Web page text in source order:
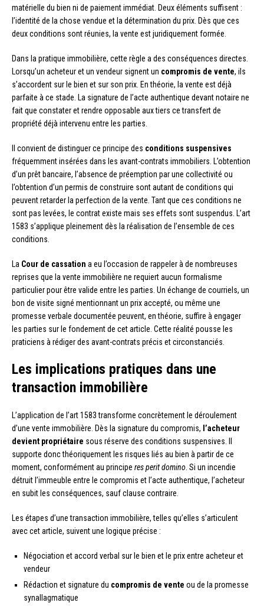
matérielle du bien ni de paiement immédiat. Deux éléments suffisent :
l’identité de la chose vendue et la détermination du prix. Dès que ces
deux conditions sont réunies, la vente est juridiquement formée.
Dans la pratique immobilière, cette règle a des conséquences directes.
Lorsqu’un acheteur et un vendeur signent un compromis de vente, ils
s’accordent sur le bien et sur son prix. En théorie, la vente est déjà
parfaite à ce stade. La signature de l’acte authentique devant notaire ne
fait que constater et rendre opposable aux tiers ce transfert de
propriété déjà intervenu entre les parties.
Il convient de distinguer ce principe des conditions suspensives
fréquemment insérées dans les avant-contrats immobiliers. L’obtention
d’un prêt bancaire, l’absence de préemption par une collectivité ou
l’obtention d’un permis de construire sont autant de conditions qui
peuvent retarder la perfection de la vente. Tant que ces conditions ne
sont pas levées, le contrat existe mais ses effets sont suspendus. L’art
1583 s’applique pleinement dès la réalisation de l’ensemble de ces
conditions.
La Cour de cassation a eu l’occasion de rappeler à de nombreuses
reprises que la vente immobilière ne requiert aucun formalisme
particulier pour être valide entre les parties. Un échange de courriels, un
bon de visite signé mentionnant un prix accepté, ou même une
promesse verbale documentée peuvent, en théorie, suffire à engager
les parties sur le fondement de cet article. Cette réalité pousse les
praticiens à rédiger des avant-contrats précis et circonstanciés.
Les implications pratiques dans une
transaction immobilière
L’application de l’art 1583 transforme concrètement le déroulement
d’une vente immobilière. Dès la signature du compromis, l’acheteur
devient propriétaire sous réserve des conditions suspensives. Il
supporte donc théoriquement les risques liés au bien à partir de ce
moment, conformément au principe res perit domino . Si un incendie
détruit l’immeuble entre le compromis et l’acte authentique, l’acheteur
en subit les conséquences, sauf clause contraire.
Les étapes d’une transaction immobilière, telles qu’elles s’articulent
avec cet article, suivent une logique précise :
Négociation et accord verbal sur le bien et le prix entre acheteur et
vendeur
Rédaction et signature du compromis de vente ou de la promesse
synallagmatique